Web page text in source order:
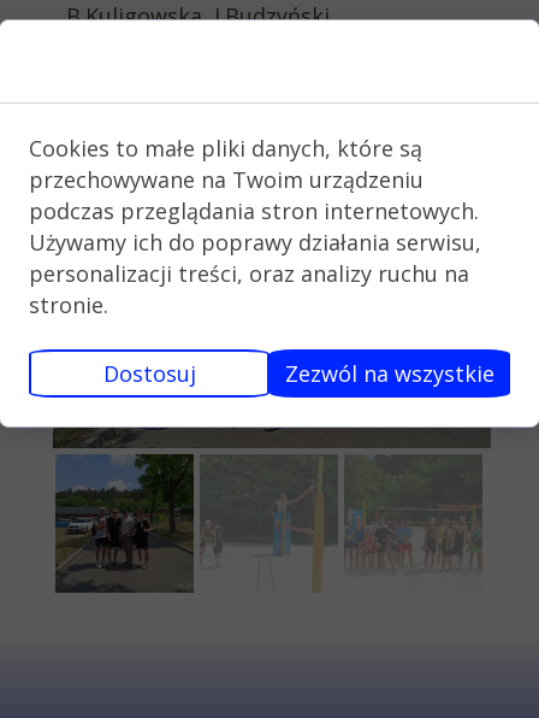
B.Kuligowska, J.Budzyński.
najlepszych zespołów męskich
województwa łódzkiego.
Cookies to małe pliki danych, które są
przechowywane na Twoim urządzeniu
podczas przeglądania stron internetowych.
Używamy ich do poprawy działania serwisu,
personalizacji treści, oraz analizy ruchu na
stronie.
Dostosuj Zezwól na wszystkie